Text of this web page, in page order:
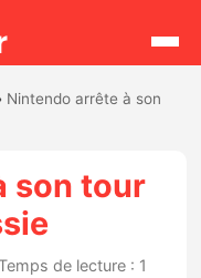
Nintendo arrête à son
son tour
de lecture : 1